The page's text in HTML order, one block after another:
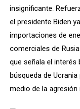
insignificante.
el presidente Biden
importaciones de
comerciales de
que señala el
búsqueda de
medio de la agresión